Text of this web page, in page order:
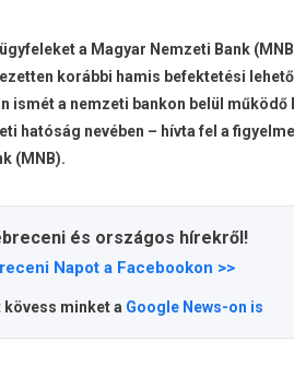
a Magyar Nemzeti Bank
korábbi hamis befektetési
a nemzeti bankon belül működő
hatóság nevében – hívta fel a
(MNB).
és országos hírekről!
Napot a Facebookon >>
minket a Google News-on is